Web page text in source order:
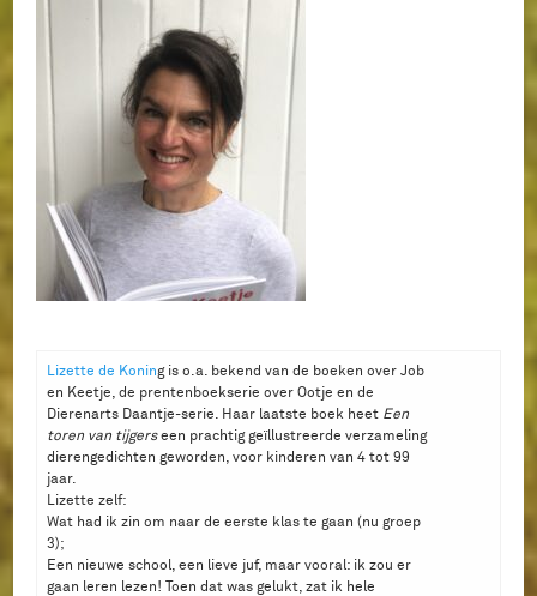
Lizette de Koning is o.a. bekend van de boeken over Job
en Keetje, de prentenboekserie over Ootje en de
Dierenarts Daantje-serie. Haar laatste boek heetEen
toren van tijgerseen prachtig geïllustreerde verzameling
dierengedichten geworden, voor kinderen van 4 tot 99
jaar.
Lizette zelf:
Wat had ik zin om naar de eerste klas te gaan (nu groep
3);
Een nieuwe school, een lieve juf, maar vooral: ik zou er
gaan leren lezen! Toen dat was gelukt, zat ik hele